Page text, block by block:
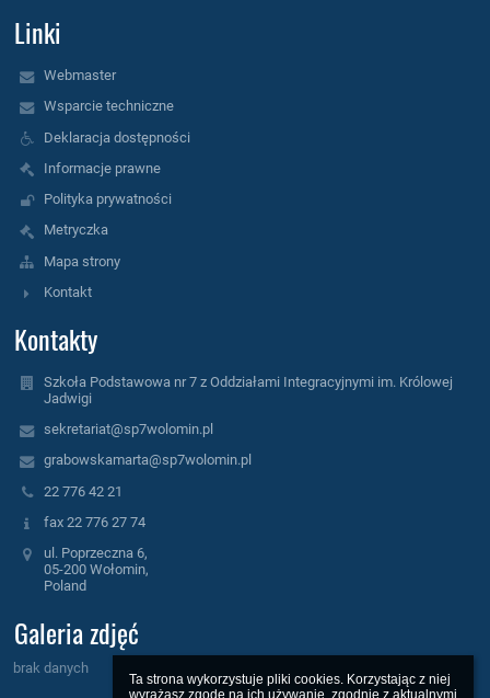
Ta strona wykorzystuje pliki cookies. Korzystając z niej
wyrażasz zgodę na ich używanie, zgodnie z aktualnymi
Linki
Webmaster
Wsparcie techniczne
Deklaracja dostępności
Informacje prawne
Polityka prywatności
Metryczka
Mapa strony
Kontakt
Kontakty
Szkoła Podstawowa nr 7 z Oddziałami Integracyjnymi im. Królowej
Jadwigi
sekretariat@sp7wolomin.pl
grabowskamarta@sp7wolomin.pl
22 776 42 21
fax 22 776 27 74
ul. Poprzeczna 6,
05-200 Wołomin,
Poland
Galeria zdjęć
brak danych